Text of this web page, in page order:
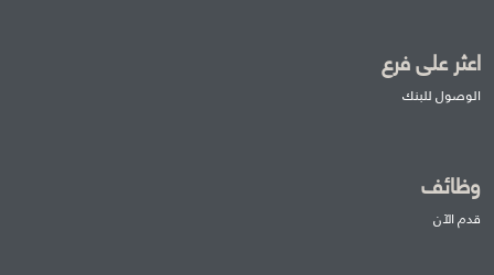
اعثر على فرع
الوصول للبنك
وظائف
قدم الآن